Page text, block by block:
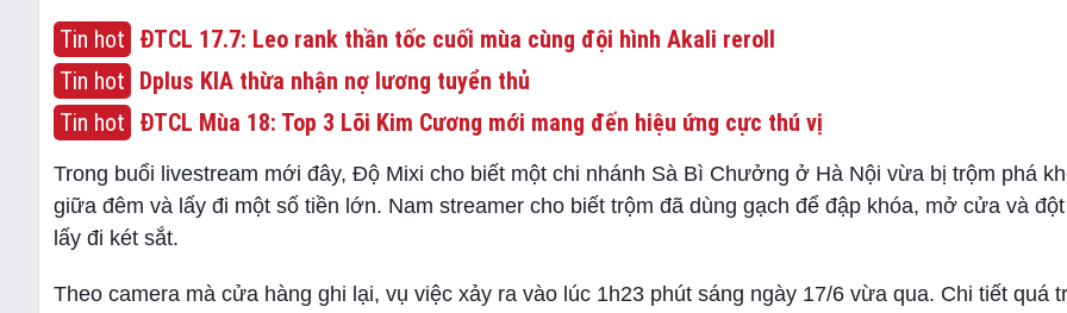
Tin hot ĐTCL 17.7: Leo rank thần tốc cuối mùa cùng đội hình Akali reroll
Tin hot Dplus KIA thừa nhận nợ lương tuyển thủ
Tin hot ĐTCL Mùa 18: Top 3 Lõi Kim Cương mới mang đến hiệu ứng cực thú vị
Trong buổi livestream mới đây, Độ Mixi cho biết một chi nhánh Sà Bì Chưởng ở Hà Nội vừa bị trộm phá
giữa đêm và lấy đi một số tiền lớn. Nam streamer cho biết trộm đã dùng gạch để đập khóa, mở cửa và
lấy đi két sắt.
Theo camera mà cửa hàng ghi lại, vụ việc xảy ra vào lúc 1h23 phút sáng ngày 17/6 vừa qua. Chi tiết quá